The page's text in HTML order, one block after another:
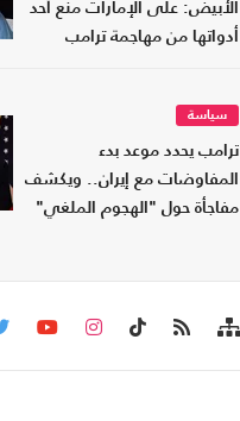
الأبيض: على الإمارات منع أحد
أدواتها من مهاجمة ترامب
سياسة
ترامب يحدد موعد بدء
المفاوضات مع إيران.. ويكشف
مفاجأة حول "الهجوم الملغي"